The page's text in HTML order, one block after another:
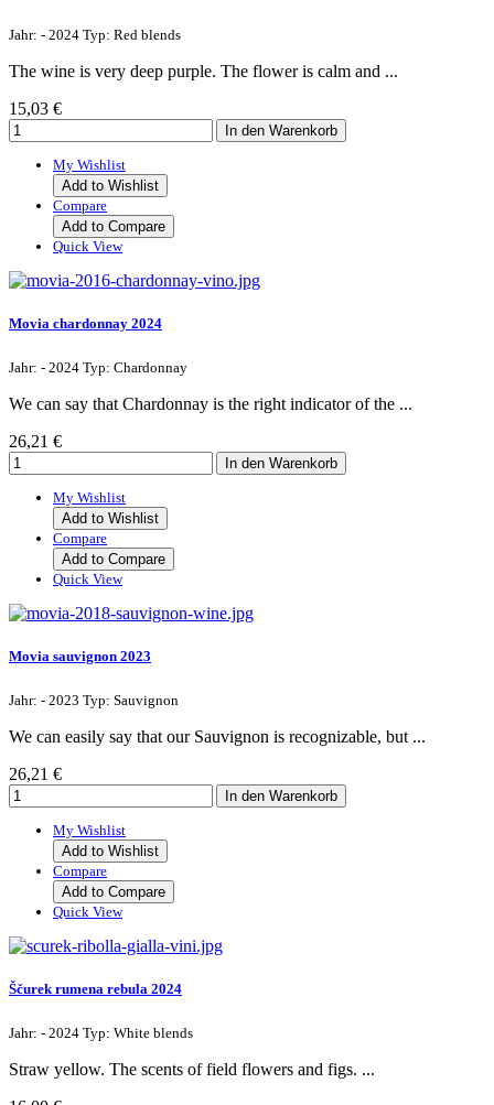
Jahr: - 2024 Typ: Red blends
The wine is very deep purple. The flower is calm and ...
15,03 €
My Wishlist
Add to Wishlist
Compare
Add to Compare
Quick View
Movia chardonnay 2024
Jahr: - 2024 Typ: Chardonnay
We can say that Chardonnay is the right indicator of the ...
26,21 €
My Wishlist
Add to Wishlist
Compare
Add to Compare
Quick View
Movia sauvignon 2023
Jahr: - 2023 Typ: Sauvignon
We can easily say that our Sauvignon is recognizable, but ...
26,21 €
My Wishlist
Add to Wishlist
Compare
Add to Compare
Quick View
Ščurek rumena rebula 2024
Jahr: - 2024 Typ: White blends
Straw yellow. The scents of field flowers and figs. ...